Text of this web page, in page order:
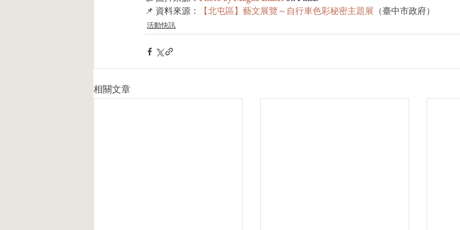
📌 資料來源： 【北屯區】藝文展覽～自行車色彩秘密主題展 （臺中市政府）
活動快訊
相關文章